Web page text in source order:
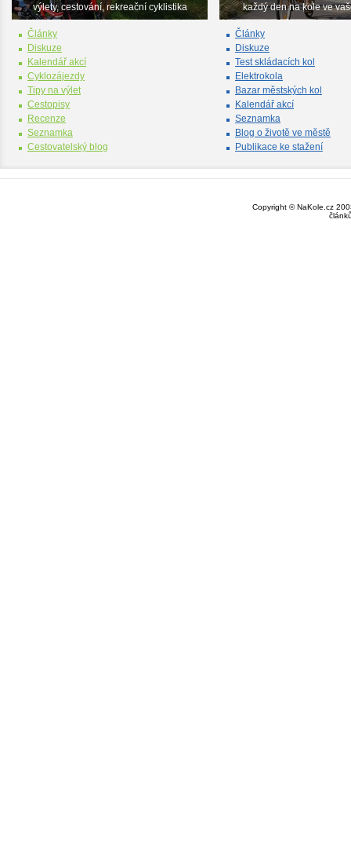
výlety, cestování, rekreační cyklistika
Články
Diskuze
Kalendář akcí
Cyklozájezdy
Tipy na výlet
Cestopisy
Recenze
Seznamka
Cestovatelský blog
každý den na kole ve
Články
Diskuze
Test skládacích kol
Elektrokola
Bazar městských kol
Kalendář akcí
Seznamka
Blog o životě ve městě
Publikace ke stažení
Copyright © NaKole.cz